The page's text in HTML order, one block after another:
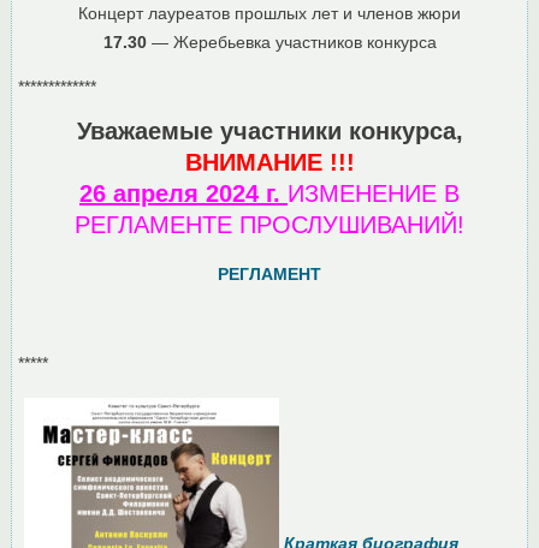
Концерт лауреатов прошлых лет и членов жюри
17.30 — Жеребьевка участников конкурса
*************
Уважаемые участники конкурса,
ВНИМАНИЕ !!!
26 апреля 2024 г. ИЗМЕНЕНИЕ В
РЕГЛАМЕНТЕ ПРОСЛУШИВАНИЙ!
РЕГЛАМЕНТ
*****
Краткая биография